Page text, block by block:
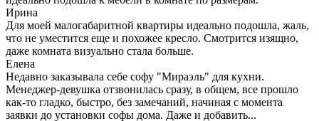
Ирина
Для моей малогабаритной квартиры идеально подошла, жаль,
что не уместится еще и похожее кресло. Смотрится изящно,
даже комната визуально стала больше.
Елена
Недавно заказывала себе софу "Мираэль" для кухни.
Менеджер-девушка отзвонилась сразу, в общем, все прошло
как-то гладко, быстро, без замечаний, начиная с момента
заявки до установки софы дома. Даже и добавить...